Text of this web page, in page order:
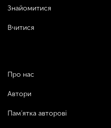
Знайомитися
Вчитися
Про нас
Автори
Пам’ятка авторові